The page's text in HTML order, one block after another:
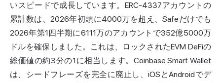
いスピードで成長しています。ERC-4337アカウントの
累計数は、2026年初頭に4000万を超え、Safeだけでも
2026年第1四半期に6111万のアカウントで352億5000万
ドルを確保しました。これは、ロックされたEVM DeFiの
総価値の約3分の1に相当します。Coinbase Smart Wallet
は、シードフレーズを完全に廃止し、iOSとAndroidでデ